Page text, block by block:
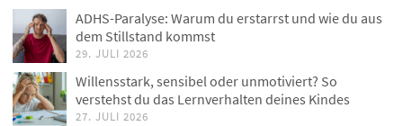
ADHS-Paralyse: Warum du erstarrst und wie du aus
dem Stillstand kommst
29. JULI 2026
Willensstark, sensibel oder unmotiviert? So
verstehst du das Lernverhalten deines Kindes
27. JULI 2026